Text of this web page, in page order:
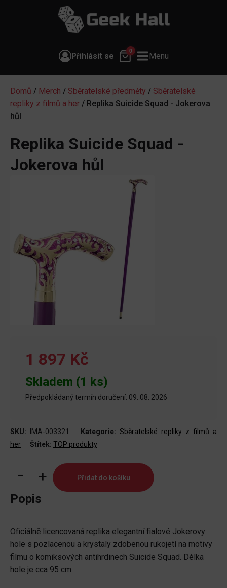
Přihlásit se
0
Menu
Domů / Merch / Sběratelské předměty / Sběratelské
repliky z filmů a her / Replika Suicide Squad - Jokerova
hůl
Replika Suicide Squad -
Jokerova hůl
1 897 Kč
Skladem (1 ks)
Předpokládaný termín doručení: 09. 08. 2026
SKU: IMA-003321 Kategorie: Sběratelské repliky z filmů a
her
Štítek: TOP produkty
Replika
Suicide
Squad
hůl
množství
Přidat do košíku
Popis
Oficiálně licencovaná replika elegantní fialové Jokerovy
hole s pozlacenou a krystaly zdobenou rukojetí na motivy
filmu o komiksových antihrdinech Suicide Squad. Délka
hole je cca 95 cm.